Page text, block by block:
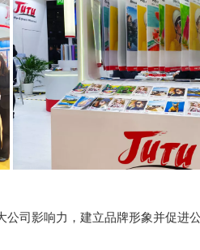
司影响力，建立品牌形象并促进公